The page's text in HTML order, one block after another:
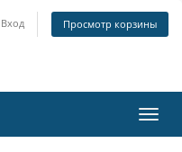
Вход Просмотр корзины